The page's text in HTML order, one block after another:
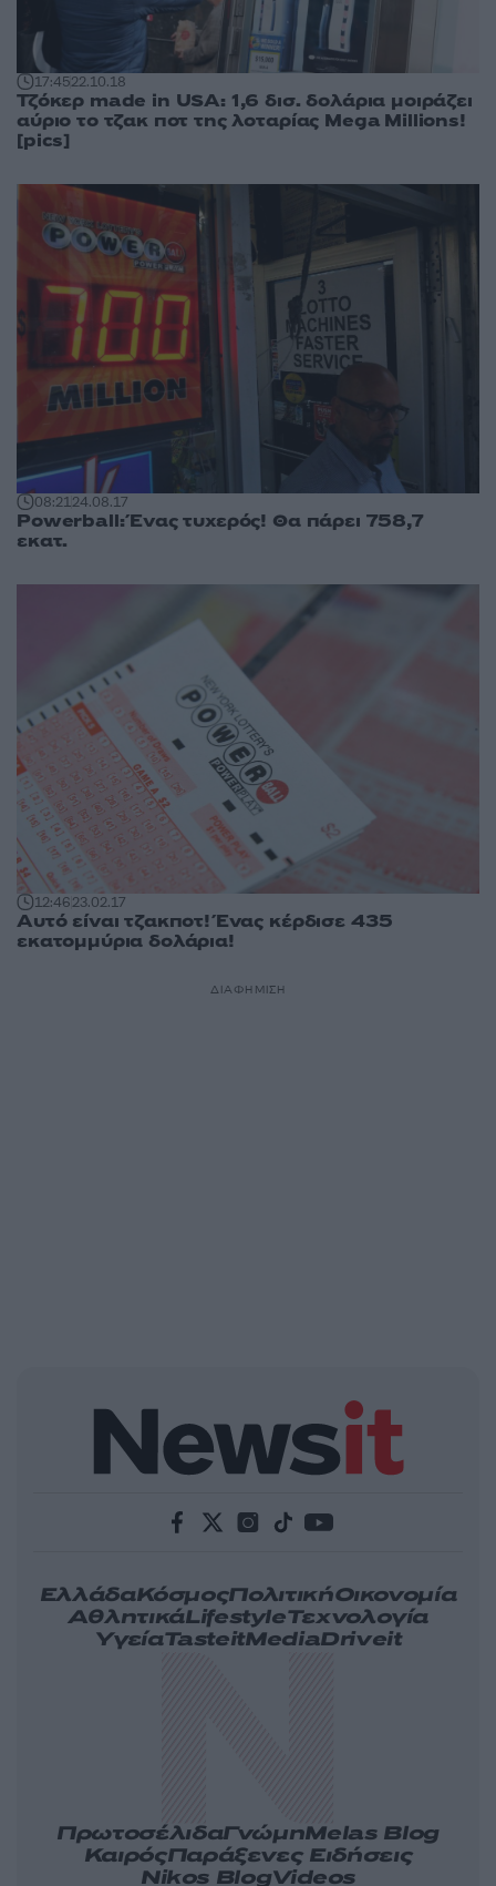
17:4522.10.18
Τζόκερ made in USA: 1,6 δισ. δολάρια μοιράζει
αύριο το τζακ ποτ της λοταρίας Mega Millions!
[pics]
08:2124.08.17
Powerball: Ένας τυχερός! Θα πάρει 758,7
εκατ.
12:4623.02.17
Αυτό είναι τζακποτ! Ένας κέρδισε 435
εκατομμύρια δολάρια!
ΔΙΑΦΗΜΙΣΗ
ΕλλάδαΚόσμοςΠολιτικήΟικονομία
ΑθλητικάLifestyleΤεχνολογία
ΥγείαTasteitMediaDriveit
ΠρωτοσέλιδαΓνώμηMelas Blog
ΚαιρόςΠαράξενες Ειδήσεις
Nikos BlogVideos